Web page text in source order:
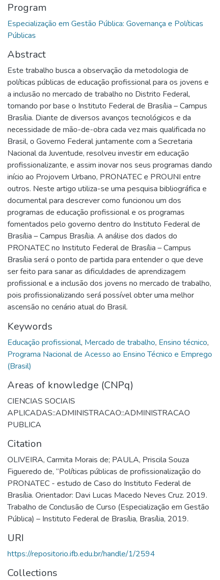
Program
Especialização em Gestão Pública: Governança e Políticas
Públicas
Abstract
Este trabalho busca a observação da metodologia de
políticas públicas de educação profissional para os jovens e
a inclusão no mercado de trabalho no Distrito Federal,
tomando por base o Instituto Federal de Brasília – Campus
Brasília. Diante de diversos avanços tecnológicos e da
necessidade de mão-de-obra cada vez mais qualificada no
Brasil, o Governo Federal juntamente com a Secretaria
Nacional da Juventude, resolveu investir em educação
profissionalizante, e assim inovar nos seus programas dando
início ao Projovem Urbano, PRONATEC e PROUNI entre
outros. Neste artigo utiliza-se uma pesquisa bibliográfica e
documental para descrever como funcionou um dos
programas de educação profissional e os programas
fomentados pelo governo dentro do Instituto Federal de
Brasília – Campus Brasília. A análise dos dados do
PRONATEC no Instituto Federal de Brasília – Campus
Brasília será o ponto de partida para entender o que deve
ser feito para sanar as dificuldades de aprendizagem
profissional e a inclusão dos jovens no mercado de trabalho,
pois profissionalizando será possível obter uma melhor
ascensão no cenário atual do Brasil.
Keywords
Educação profissional, Mercado de trabalho, Ensino técnico,
Programa Nacional de Acesso ao Ensino Técnico e Emprego
(Brasil)
Areas of knowledge (CNPq)
CIENCIAS SOCIAIS
APLICADAS::ADMINISTRACAO::ADMINISTRACAO
PUBLICA
Citation
OLIVEIRA, Carmita Morais de; PAULA, Priscila Souza
Figueredo de, “Políticas públicas de profissionalização do
PRONATEC - estudo de Caso do Instituto Federal de
Brasília. Orientador: Davi Lucas Macedo Neves Cruz. 2019.
Trabalho de Conclusão de Curso (Especialização em Gestão
Pública) – Instituto Federal de Brasília, Brasília, 2019.
URI
https://repositorio.ifb.edu.br/handle/1/2594
Collections